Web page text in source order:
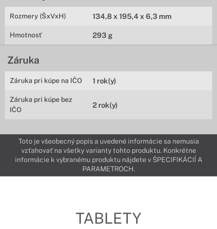
Rozmery (ŠxVxH) 134,8 x 195,4 x 6,3 mm
Hmotnosť 293 g
Záruka
Záruka pri kúpe na IČO 1 rok(y)
Záruka pri kúpe bez
IČO
2 rok(y)
Toto je všeobecný popis a uvedené informácie sa nemusia
vzťahovať na všetky varianty tohto produktu. Konkrétne
informácie k vybranému produktu nájdete v ŠPECIFIKÁCIÍ A
PARAMETROCH.
TABLETY